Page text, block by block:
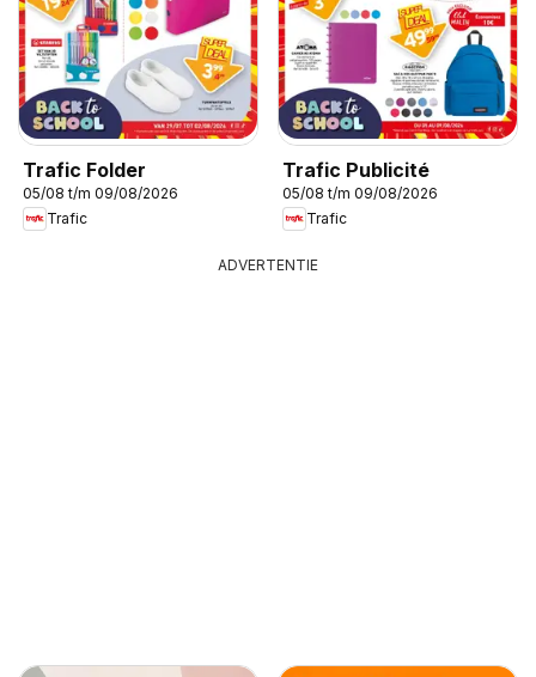
Trafic Folder
05/08 t/m 09/08/2026
Trafic
Trafic Publicité
05/08 t/m 09/08/2026
Trafic
ADVERTENTIE